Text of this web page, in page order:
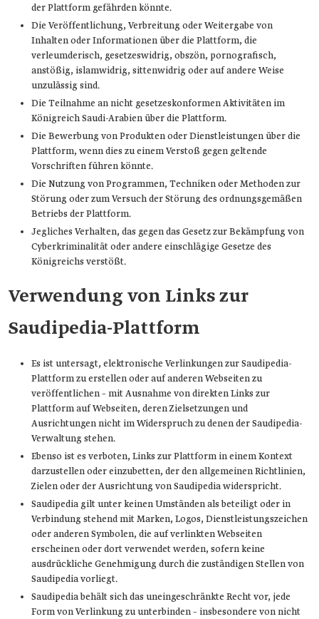
der Plattform gefährden könnte.
Die Veröffentlichung, Verbreitung oder Weitergabe von
Inhalten oder Informationen über die Plattform, die
verleumderisch, gesetzeswidrig, obszön, pornografisch,
anstößig, islamwidrig, sittenwidrig oder auf andere Weise
unzulässig sind.
Die Teilnahme an nicht gesetzeskonformen Aktivitäten im
Königreich Saudi-Arabien über die Plattform.
Die Bewerbung von Produkten oder Dienstleistungen über die
Plattform, wenn dies zu einem Verstoß gegen geltende
Vorschriften führen könnte.
Die Nutzung von Programmen, Techniken oder Methoden zur
Störung oder zum Versuch der Störung des ordnungsgemäßen
Betriebs der Plattform.
Jegliches Verhalten, das gegen das Gesetz zur Bekämpfung von
Cyberkriminalität oder andere einschlägige Gesetze des
Königreichs verstößt.
Verwendung von Links zur
Saudipedia-Plattform
Es ist untersagt, elektronische Verlinkungen zur Saudipedia-
Plattform zu erstellen oder auf anderen Webseiten zu
veröffentlichen – mit Ausnahme von direkten Links zur
Plattform auf Webseiten, deren Zielsetzungen und
Ausrichtungen nicht im Widerspruch zu denen der Saudipedia-
Verwaltung stehen.
Ebenso ist es verboten, Links zur Plattform in einem Kontext
darzustellen oder einzubetten, der den allgemeinen Richtlinien,
Zielen oder der Ausrichtung von Saudipedia widerspricht.
Saudipedia gilt unter keinen Umständen als beteiligt oder in
Verbindung stehend mit Marken, Logos, Dienstleistungszeichen
oder anderen Symbolen, die auf verlinkten Webseiten
erscheinen oder dort verwendet werden, sofern keine
ausdrückliche Genehmigung durch die zuständigen Stellen von
Saudipedia vorliegt.
Saudipedia behält sich das uneingeschränkte Recht vor, jede
Form von Verlinkung zu unterbinden – insbesondere von nicht